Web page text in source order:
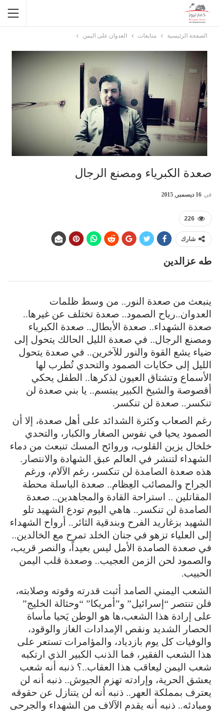
الصفحة الرئيسية متابعات العدوان على اليمن
صعدة الكبرياء ومصنع الرجال
في 16 ديسمبر, 2015
226
شارك
طه عزالدين
ينبعث من صعدة النور.. من وسط ظلمات
العدوان..رياح الصمود.. صعدة تختلف عن غيرها..
صعدة الشهداء.. صعدة الأبطال.. صعدة الكبرياء
ومصنع الرجال.. في صعدة الليل الحالك يتحول إلى
ضياء يشع القوة والنور للآخرين.. في صعدة يتحول
الليل إلى حكايات الصمود والتحدي تُطرب لها
الأسماع وتشتاق العيون لذكرها.. الطفل يحكي
أقصوصة والشيخ الكبير يبتسم.. يا بني صعدة لن
تنكسر.. صعدة لن تنكسر.
رغم الصعاب وكثرة الشدائد على أهل صعدة، إلا أن
الصمود يحيا في نفوس الصغار والكبار، والتحدي
خلخال يزين القلوب، وروائح المسك تنبعث من دماء
الشهداء لتنشر في العالم عبق الشهادة والانتصار.
هذه صعدة الصامدة لن تنكسر، رغم الآلام، ورغم
الجراح والمصائب العِظام.. صعدة الباسلة محطة
المقاتلين .. استراحة القادة والمجاهدين.. صعدة
الصامدة لن تنكسر.. هاهي اليوم تودع الشهيد تلو
الشهيد بزغاريد الفرح وبندقية الثائر.. أرواح الشهداء
إلى العلياء تزهو في جنان الخلد تمرح مع الخالدين..
في صعدة الصامدة الأمل ليس بعيداً، والنصر قريب،
والصمود لحن الزمن العجيب.. وصعدة قلب اليمن
الحبيب.
الشعب اليمني الصامد أثبت قدرته وقوته وصلابته،
فلن تنتصر “إسرائيل” و”أمريكا” “وحثالة الخليج”
على إرادة هذا الشعب،ها هو الوطن يَحيا مأساة
الحصار الشديد ونقص الإمدادات الغاز والوقود،
والوفيات كل يوم بازدياد، والمؤامرات تستعر على
هذا الشعب الفقير، فما الذنب الكبير الذي ارتكبه
شعب اليمن ليعاقب هذا العقاب..؟ ذنبه أنه شعب
يعشق الحرية، وإرادته تهزم الجيوش.. ذنبه أنه لن
يعترف بمملكة العهر.. ذنبه أنه لن يتنازل عن حقوقه
ومبادئه.. ذنبه أنه يقدم الآلاف من الشهداء والجرحى